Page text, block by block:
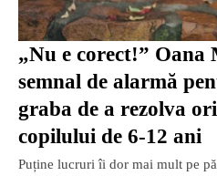
„Nu e corect!”
semnal de alarmă
graba de a rezolva
copilului de 6-12 ani
Puține lucruri îi dor mai mult pe